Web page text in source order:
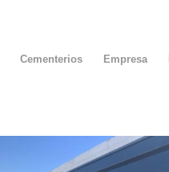
Cementerios Empresa